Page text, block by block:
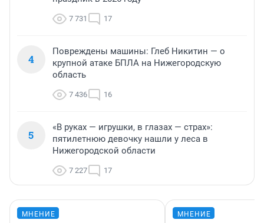
7 731 17
4
Повреждены машины: Глеб Никитин — о
крупной атаке БПЛА на Нижегородскую
область
7 436 16
5
«В руках — игрушки, в глазах — страх»:
пятилетнюю девочку нашли у леса в
Нижегородской области
7 227 17
МНЕНИЕ МНЕНИЕ